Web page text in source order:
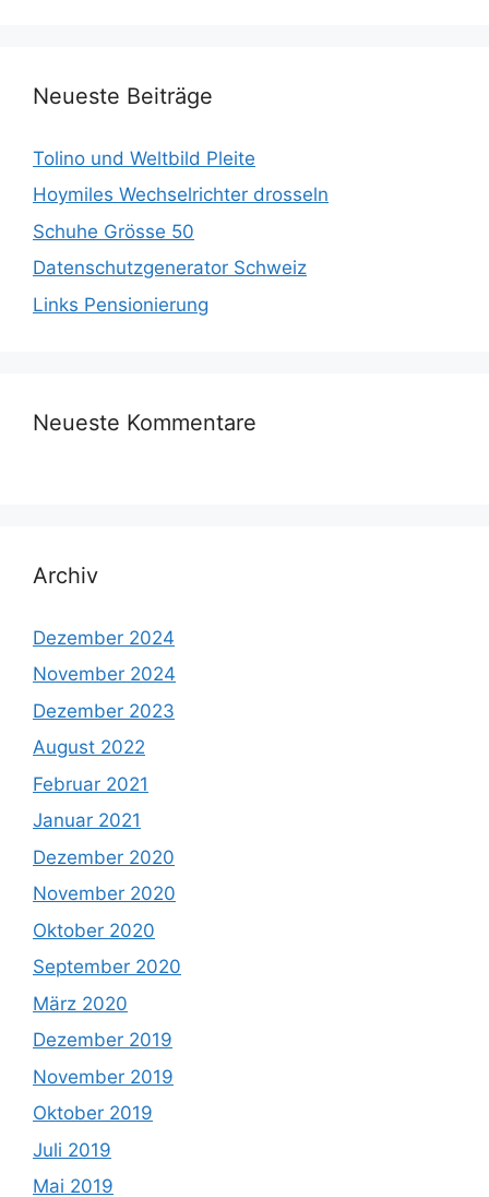
Neueste Beiträge
Tolino und Weltbild Pleite
Hoymiles Wechselrichter drosseln
Schuhe Grösse 50
Datenschutzgenerator Schweiz
Links Pensionierung
Neueste Kommentare
Archiv
Dezember 2024
November 2024
Dezember 2023
August 2022
Februar 2021
Januar 2021
Dezember 2020
November 2020
Oktober 2020
September 2020
März 2020
Dezember 2019
November 2019
Oktober 2019
Juli 2019
Mai 2019